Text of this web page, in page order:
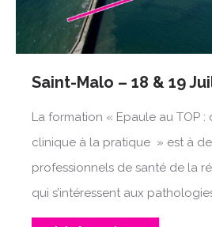
Saint-Malo – 18 & 19
La formation « Epaule au TOP
clinique à la pratique » est à
professionnels de santé de la
qui s’intéressent aux